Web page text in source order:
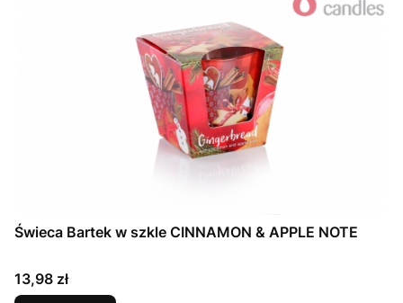
Świeca Bartek w szkle CINNAMON & APPLE NOTE
Cena
13,98 zł